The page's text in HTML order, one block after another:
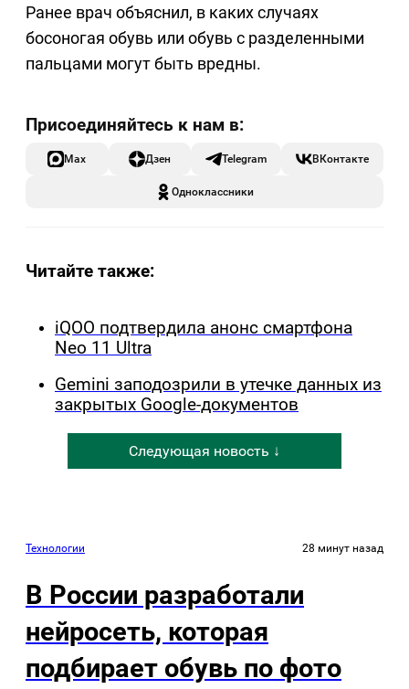
Ранее врач объяснил, в каких случаях
босоногая обувь или обувь с разделенными
пальцами могут быть вредны.
Max Дзен Telegram ВКонтакте
Одноклассники
Читайте также:
iQOO подтвердила анонс смартфона
Neo 11 Ultra
Gemini заподозрили в утечке данных из
закрытых Google-документов
Следующая новость ↓
Технологии 28 минут назад
В России разработали
нейросеть, которая
подбирает обувь по фото